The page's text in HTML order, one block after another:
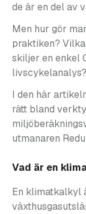
de är en del av
Men hur gör
praktiken?
skiljer en enkel
livscykelanalys?
I den här
rätt bland
utmanaren
Vad är en
En klimatkalkyl